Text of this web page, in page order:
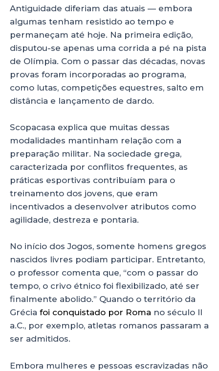
Antiguidade diferiam das atuais — embora
algumas tenham resistido ao tempo e
permaneçam até hoje. Na primeira edição,
disputou-se apenas uma corrida a pé na pista
de Olímpia. Com o passar das décadas, novas
provas foram incorporadas ao programa,
como lutas, competições equestres, salto em
distância e lançamento de dardo.
Scopacasa explica que muitas dessas
modalidades mantinham relação com a
preparação militar. Na sociedade grega,
caracterizada por conflitos frequentes, as
práticas esportivas contribuíam para o
treinamento dos jovens, que eram
incentivados a desenvolver atributos como
agilidade, destreza e pontaria.
No início dos Jogos, somente homens gregos
nascidos livres podiam participar. Entretanto,
o professor comenta que, “com o passar do
tempo, o crivo étnico foi flexibilizado, até ser
finalmente abolido.” Quando o território da
Grécia foi conquistado por Roma no século II
a.C., por exemplo, atletas romanos passaram a
ser admitidos.
Embora mulheres e pessoas escravizadas não